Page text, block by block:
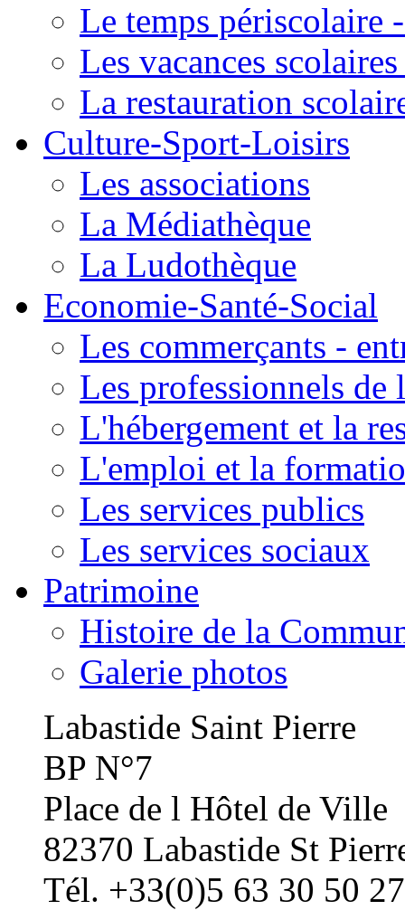
Le temps périscolaire
Les vacances
La restauration
Culture-Sport-Loisirs
Les associations
La Médiathèque
La Ludothèque
Economie-Santé-Social
Les commerçants -
Les professionnels de
L'hébergement et la
L'emploi et la
Les services publics
Les services sociaux
Patrimoine
Histoire de la
Galerie photos
Labastide Saint Pierre
BP N°7
Place de l Hôtel de Ville
82370 Labastide St
Tél. +33(0)5 63 30 50 27